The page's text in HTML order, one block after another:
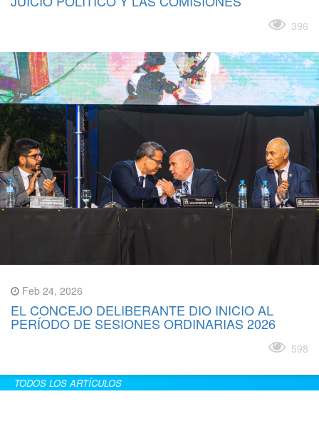
396
Feb 24, 2026
EL CONCEJO DELIBERANTE DIO INICIO AL
PERÍODO DE SESIONES ORDINARIAS 2026
598
TODOS LOS ARTÍCULOS